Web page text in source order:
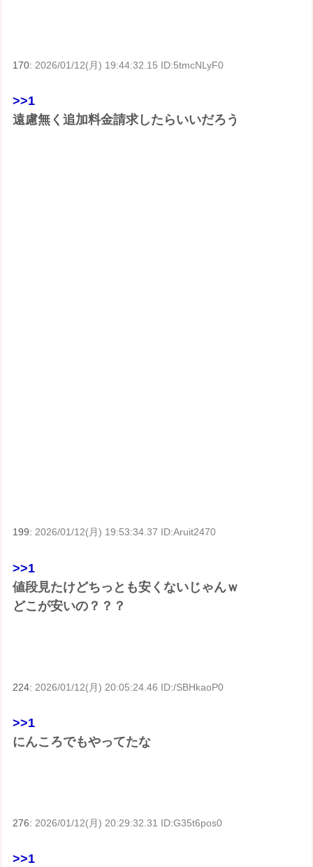
170: 2026/01/12(月) 19:44:32.15 ID:5tmcNLyF0
>>1
遠慮無く追加料金請求したらいいだろう
199:2026/01/12(月) 19:53:34.37 ID:Aruit2470
>>1
値段見たけどちっとも安くないじゃんｗ
どこが安いの？？？
224: 2026/01/12(月) 20:05:24.46 ID:/SBHkaoP0
>>1
にんころでもやってたな
276:2026/01/12(月) 20:29:32.31 ID:G35t6pos0
>>1